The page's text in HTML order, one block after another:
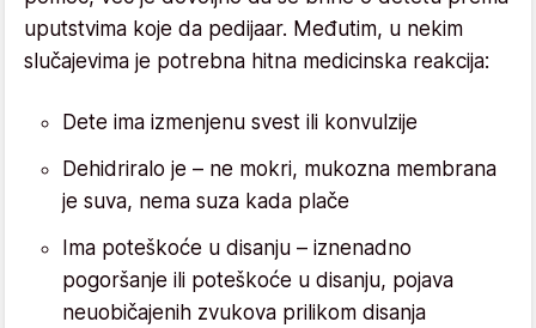
uputstvima koje da pedijaar. Međutim, u nekim
slučajevima je potrebna hitna medicinska reakcija:
Dete ima izmenjenu svest ili konvulzije
Dehidriralo je – ne mokri, mukozna membrana
je suva, nema suza kada plače
Ima poteškoće u disanju – iznenadno
pogoršanje ili poteškoće u disanju, pojava
neuobičajenih zvukova prilikom disanja